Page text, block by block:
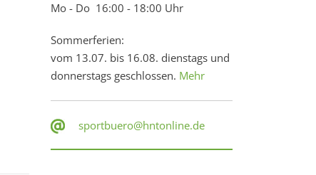
Mo - Do 16:00 - 18:00 Uhr
Sommerferien:
vom 13.07. bis 16.08. dienstags und
donnerstags geschlossen. Mehr
sportbuero@hntonline.de